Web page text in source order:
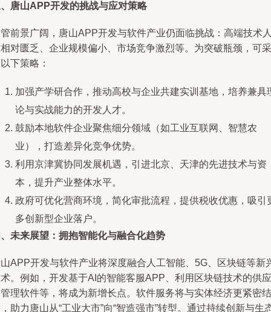
唐山APP开发的挑战与应对策略
前景广阔，唐山APP开发与软件产业仍面临挑战：高端技术
对匮乏、企业规模偏小、市场竞争激烈等。为突破瓶颈，可采
下策略：
加强产学研合作，推动高校与企业共建实训基地，培养兼具
论与实战能力的开发人才。
鼓励本地软件企业聚焦细分领域（如工业互联网、智慧农
业），打造差异化竞争优势。
利用京津冀协同发展机遇，引进北京、天津的先进技术与资
本，提升产业整体水平。
政府可优化营商环境，简化审批流程，提供税收优惠，吸引
多创新型企业落户。
未来展望：拥抱智能化与融合化趋势
APP开发与软件产业将深度融合人工智能、5G、区块链等新
。例如，开发基于AI的智能客服APP、利用区块链技术的供应
理软件等，将成为新增长点。软件服务将与实体经济更紧密结
助力唐山从“工业大市”向“智造强市”转型。通过持续创新与生